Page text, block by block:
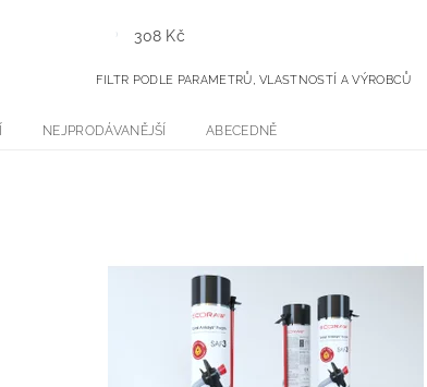
308 Kč
FILTR PODLE PARAMETRŮ, VLASTNOSTÍ A VÝROBCŮ
NEJPRODÁVANĚJŠÍ ABECEDNĚ